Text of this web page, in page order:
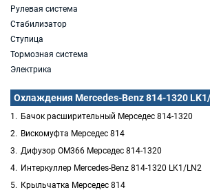
Рулевая система
Стабилизатор
Ступица
Тормозная система
Электрика
Охлаждения Mercedes-Benz 814-1320
Бачок расширительный Мерседес 814-1320
Вискомуфта Мерседес 814
Дифузор OM366 Мерседес 814-1320
Интеркуллер Mercedes-Benz 814-1320 LK1/LN2
Крыльчатка Мерседес 814